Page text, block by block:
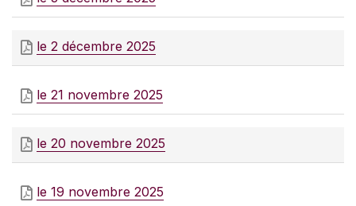
le 2 décembre 2025
le 21 novembre 2025
le 20 novembre 2025
le 19 novembre 2025